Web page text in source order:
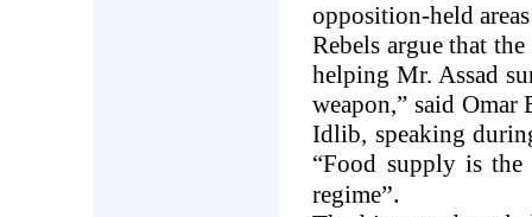
opposition-held
Rebels argue that
helping Mr. Assad
weapon,” said Omar
Idlib, speaking
“Food supply is
regime.”